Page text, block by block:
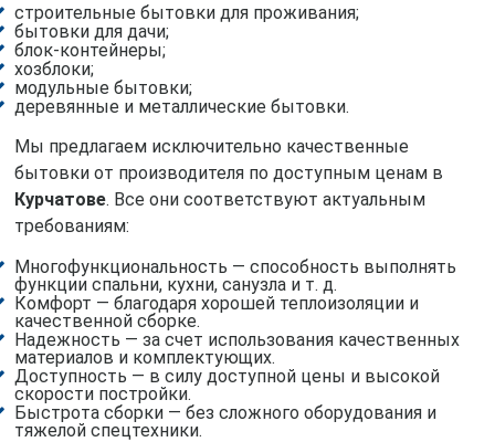
строительные бытовки для проживания;
бытовки для дачи;
блок-контейнеры;
хозблоки;
модульные бытовки;
деревянные и металлические бытовки.
Мы предлагаем исключительно качественные
бытовки от производителя по доступным ценам в
Курчатове. Все они соответствуют актуальным
требованиям:
Многофункциональность — способность выполнять
функции спальни, кухни, санузла и т. д.
Комфорт — благодаря хорошей теплоизоляции и
качественной сборке.
Надежность — за счет использования качественных
материалов и комплектующих.
Доступность — в силу доступной цены и высокой
скорости постройки.
Быстрота сборки — без сложного оборудования и
тяжелой спецтехники.